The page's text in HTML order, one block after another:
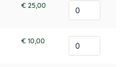
€ 25,00
€ 10,00